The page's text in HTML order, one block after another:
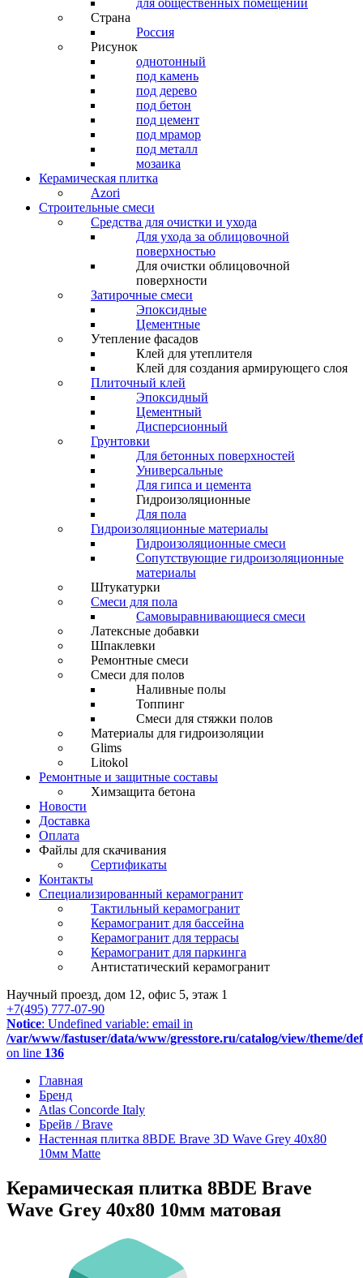
для общественных помещений
Страна
Россия
Рисунок
однотонный
под камень
под дерево
под бетон
под цемент
под мрамор
под металл
мозаика
Керамическая плитка
Azori
Строительные смеси
Средства для очистки и ухода
Для ухода за облицовочной
поверхностью
Для очистки облицовочной
поверхности
Затирочные смеси
Эпоксидные
Цементные
Утепление фасадов
Клей для утеплителя
Клей для создания армирующего слоя
Плиточный клей
Эпоксидный
Цементный
Дисперсионный
Грунтовки
Для бетонных поверхностей
Универсальные
Для гипса и цемента
Гидроизоляционные
Для пола
Гидроизоляционные материалы
Гидроизоляционные смеси
Сопутствующие гидроизоляционные
материалы
Штукатурки
Смеси для пола
Самовыравнивающиеся смеси
Латексные добавки
Шпаклевки
Ремонтные смеси
Смеси для полов
Наливные полы
Топпинг
Смеси для стяжки полов
Материалы для гидроизоляции
Glims
Litokol
Ремонтные и защитные составы
Химзащита бетона
Новости
Доставка
Оплата
Файлы для скачивания
Сертификаты
Контакты
Специализированный керамогранит
Тактильный керамогранит
Керамогранит для бассейна
Керамогранит для террасы
Керамогранит для паркинга
Антистатический керамогранит
Научный проезд, дом 12, офис 5, этаж 1
+7(495) 777-07-90
Notice: Undefined variable: email in
/var/www/fastuser/data/www/gresstore.ru/catalog/view/theme/
on line 136
Главная
Бренд
Atlas Concorde Italy
Брейв / Brave
Настенная плитка 8BDE Brave 3D Wave Grey 40x80
10мм Matte
Керамическая плитка 8BDE Brave
Wave Grey 40x80 10мм матовая